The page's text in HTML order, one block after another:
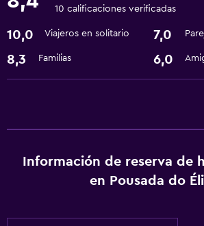
10 calificaciones verificadas
10,0 Viajeros en solitario 7,0
8,3 Familias 6,0
Información de reserva de
en Pousada do